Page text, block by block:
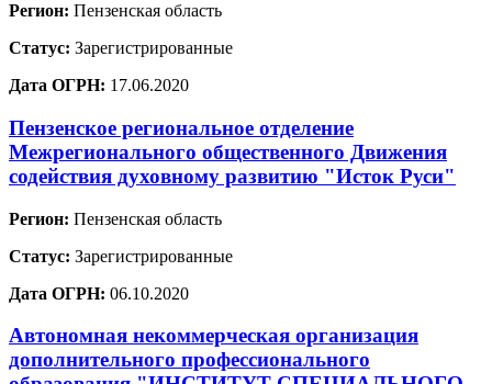
Регион: Пензенская область
Статус: Зарегистрированные
Дата ОГРН: 17.06.2020
Пензенское региональное отделение
Межрегионального общественного Движения
содействия духовному развитию "Исток Руси"
Регион: Пензенская область
Статус: Зарегистрированные
Дата ОГРН: 06.10.2020
Автономная некоммерческая организация
дополнительного профессионального